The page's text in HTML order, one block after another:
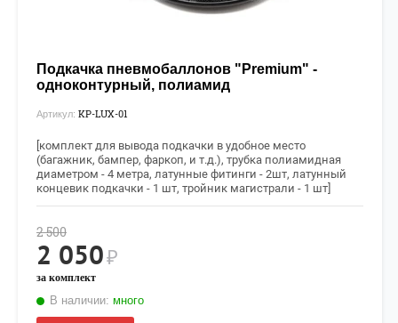
Подкачка пневмобаллонов "Premium" -
одноконтурный, полиамид
Артикул: KP-LUX-01
[комплект для вывода подкачки в удобное место
(багажник, бампер, фаркоп, и т.д.), трубка полиамидная
диаметром - 4 метра, латунные фитинги - 2шт, латунный
концевик подкачки - 1 шт, тройник магистрали - 1 шт]
2 500
2 050₽
за комплект
В наличии: много